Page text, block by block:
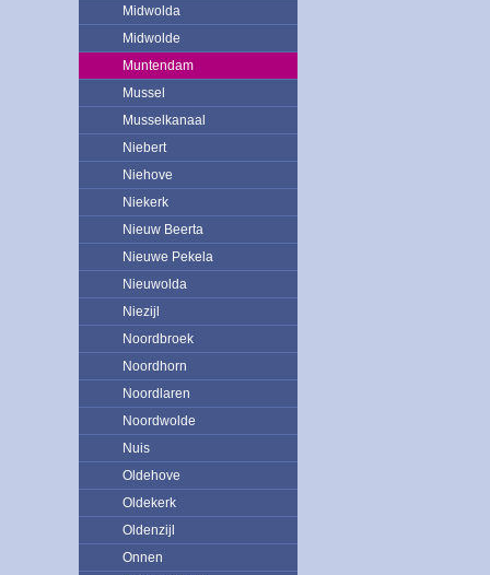
Midwolda
Midwolde
Muntendam
Mussel
Musselkanaal
Niebert
Niehove
Niekerk
Nieuw Beerta
Nieuwe Pekela
Nieuwolda
Niezijl
Noordbroek
Noordhorn
Noordlaren
Noordwolde
Nuis
Oldehove
Oldekerk
Oldenzijl
Onnen